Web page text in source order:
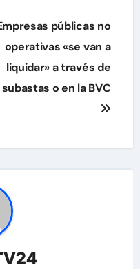
públicas no
operativas «se van a
liquidar» a través de
subastas o en la BVC